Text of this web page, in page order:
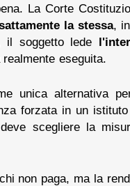
La Corte
la stessa,
il soggetto lede
eseguita.
unica alternativa
forzata in un
scegliere la
non paga, ma la